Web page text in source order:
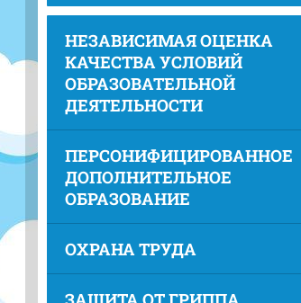
НЕЗАВИСИМАЯ ОЦЕНКА
КАЧЕСТВА УСЛОВИЙ
ОБРАЗОВАТЕЛЬНОЙ
ДЕЯТЕЛЬНОСТИ
ПЕРСОНИФИЦИРОВАННОЕ
ДОПОЛНИТЕЛЬНОЕ
ОБРАЗОВАНИЕ
ОХРАНА ТРУДА